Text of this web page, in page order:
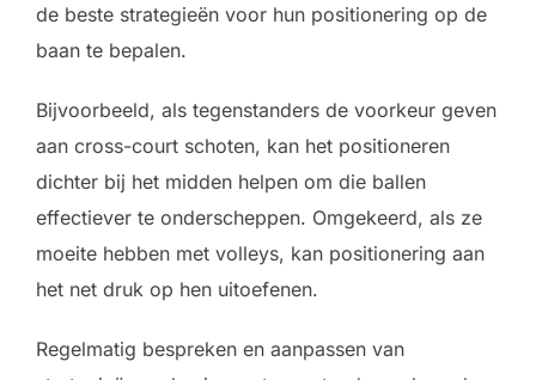
de beste strategieën voor hun positionering op de
baan te bepalen.
Bijvoorbeeld, als tegenstanders de voorkeur geven
aan cross-court schoten, kan het positioneren
dichter bij het midden helpen om die ballen
effectiever te onderscheppen. Omgekeerd, als ze
moeite hebben met volleys, kan positionering aan
het net druk op hen uitoefenen.
Regelmatig bespreken en aanpassen van